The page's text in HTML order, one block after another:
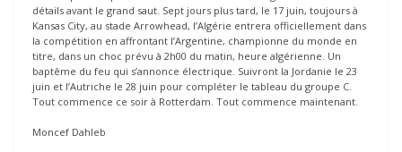
détails avant le grand saut. Sept jours plus tard, le 17 juin, toujours à
Kansas City, au stade Arrowhead, l’Algérie entrera officiellement dans
la compétition en affrontant l’Argentine, championne du monde en
titre, dans un choc prévu à 2h00 du matin, heure algérienne. Un
baptême du feu qui s’annonce électrique. Suivront la Jordanie le 23
juin et l’Autriche le 28 juin pour compléter le tableau du groupe C.
Tout commence ce soir à Rotterdam. Tout commence maintenant.
Moncef Dahleb